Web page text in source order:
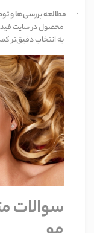
· مطالعه بررسی‌ها و
محصول در سایت
به انتخاب دقیق‌تر
سوالات